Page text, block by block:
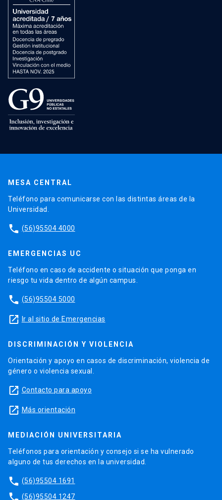
MESA CENTRAL
Teléfono para comunicarse con las distintas áreas de la
Universidad.
phone (56)95504 4000
EMERGENCIAS UC
Teléfono en caso de accidente o situación que ponga en
riesgo tu vida dentro de algún campus.
phone (56)95504 5000
launch Ir al sitio de Emergencias
DISCRIMINACIÓN Y VIOLENCIA
Orientación y apoyo en casos de discriminación, violencia de
género o violencia sexual.
launch Contacto para apoyo
launch Más orientación
MEDIACIÓN UNIVERSITARIA
Teléfonos para orientación y consejo si se ha vulnerado
alguno de tus derechos en la universidad.
phone (56)95504 1691
phone (56)95504 1247